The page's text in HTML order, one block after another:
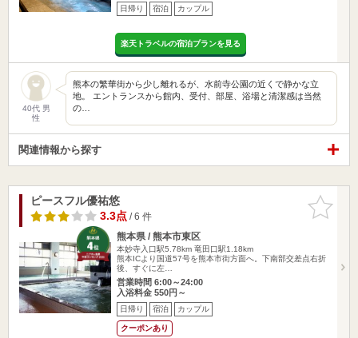
日帰り 宿泊 カップル
楽天トラベルの宿泊プランを見る
40代 男
性
熊本の繁華街から少し離れるが、水前寺公園の近くで静かな立
地。 エントランスから館内、受付、部屋、浴場と清潔感は当然
の…
関連情報から探す
お気に入
りに追加
ピースフル優祐悠
3.3点/ 6 件
熊本県 / 熊本市東区
本妙寺入口駅5.78km 竜田口駅1.18km
熊本ICより国道57号を熊本市街方面へ。下南部交差点右折
後、すぐに左…
営業時間 6:00～24:00
入浴料金 550円～
日帰り 宿泊 カップル
クーポンあり